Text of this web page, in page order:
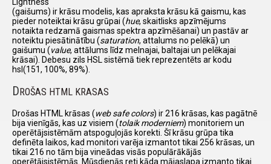
(gaišums) ir krāsu modelis, kas apraksta krāsu kā gaismu, kas
pieder noteiktai krāsu grūpai (hue, skaitlisks apzīmējums
notaikta redzamā gaismas spektra apzīmēšanai) un pastāv ar
noteiktu piesātinātību (saturation, attalums no pelēkā) un
gaišumu (value, attālums līdz melnajai, baltajai un pelēkajai
krāsai). Debesu zils HSL sistēmā tiek reprezentēts ar kodu
hsl(151, 100%, 89%).
D ROŠAS HTML KRASAS
Drošas HTML krāsas (web safe colors) ir 216 krāsas, kas pagātnē
bija vienīgās, kas uz visiem (tolaik moderniem) monitoriem un
operētājsistēmām atspoguļojās korekti. Šī krāsu grūpa tika
definēta laikos, kad monitori varēja izmantot tikai 256 krāsas, un
tikai 216 no tām bija vineādas visās populārākājās
operētājsistēmās. Mūsdienās reti kāda mājaslapa izmanto tikai